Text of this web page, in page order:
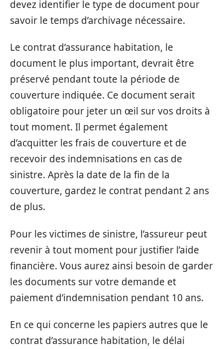
devez identifier le type de document pour
savoir le temps d’archivage nécessaire.
Le contrat d’assurance habitation, le
document le plus important, devrait être
préservé pendant toute la période de
couverture indiquée. Ce document serait
obligatoire pour jeter un œil sur vos droits à
tout moment. Il permet également
d’acquitter les frais de couverture et de
recevoir des indemnisations en cas de
sinistre. Après la date de la fin de la
couverture, gardez le contrat pendant 2 ans
de plus.
Pour les victimes de sinistre, l’assureur peut
revenir à tout moment pour justifier l’aide
financière. Vous aurez ainsi besoin de garder
les documents sur votre demande et
paiement d’indemnisation pendant 10 ans.
En ce qui concerne les papiers autres que le
contrat d’assurance habitation, le délai